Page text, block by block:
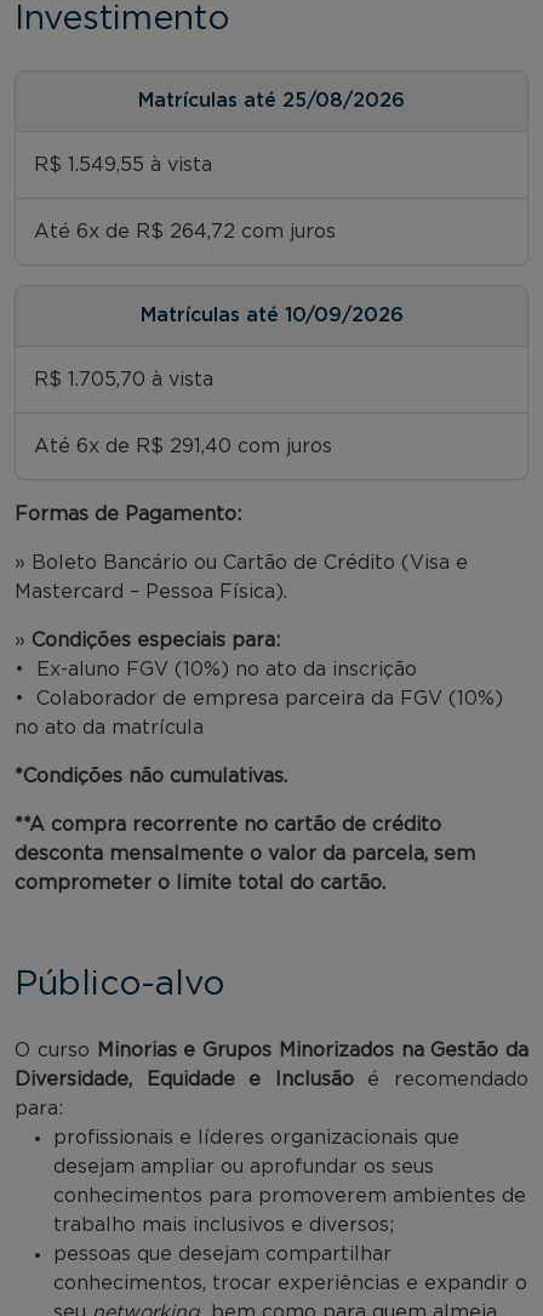
Investimento
Matrículas até 25/08/2026
R$ 1.549,55 à vista
Até 6x de R$ 264,72 com juros
Matrículas até 10/09/2026
R$ 1.705,70 à vista
Até 6x de R$ 291,40 com juros
Formas de Pagamento:
» Boleto Bancário ou Cartão de Crédito (Visa e
Mastercard – Pessoa Física).
» Condições especiais para:
• Ex-aluno FGV (10%) no ato da inscrição
• Colaborador de empresa parceira da FGV (10%)
no ato da matrícula
*Condições não cumulativas.
**A compra recorrente no cartão de crédito
desconta mensalmente o valor da parcela, sem
comprometer o limite total do cartão.
Público-alvo
O curso
Minorias e Grupos Minorizados na Gestão da
Diversidade, Equidade e Inclusãoé recomendado
para:
profissionais e líderes organizacionais que
desejam ampliar ou aprofundar os seus
conhecimentos para promoverem ambientes de
trabalho mais inclusivos e diversos;
pessoas que desejam compartilhar
conhecimentos, trocar experiências e expandir o
seu networking, bem como para quem almeja